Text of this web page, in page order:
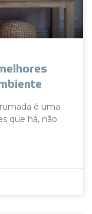
é uma
que há, não